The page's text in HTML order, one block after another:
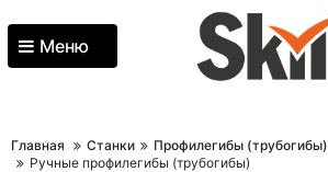
Меню
Главная Станки
Профилегибы (трубогибы)
Ручные профилегибы (трубогибы)